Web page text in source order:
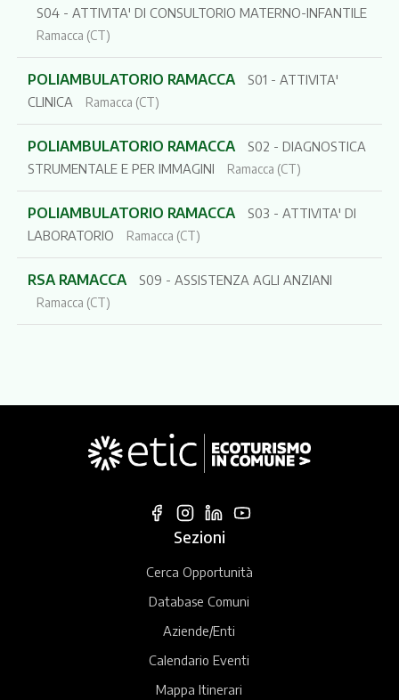
S04 - ATTIVITA' DI CONSULTORIO MATERNO-INFANTILE
Ramacca (CT)
POLIAMBULATORIO RAMACCA
S01 - ATTIVITA'
CLINICA
Ramacca (CT)
POLIAMBULATORIO RAMACCA
S02 - DIAGNOSTICA
STRUMENTALE E PER IMMAGINI
Ramacca (CT)
POLIAMBULATORIO RAMACCA
S03 - ATTIVITA' DI
LABORATORIO
Ramacca (CT)
RSA RAMACCA S09 - ASSISTENZA AGLI ANZIANI
Ramacca (CT)
Sezioni
Cerca Opportunità
Database Comuni
Aziende/Enti
Calendario Eventi
Mappa Itinerari